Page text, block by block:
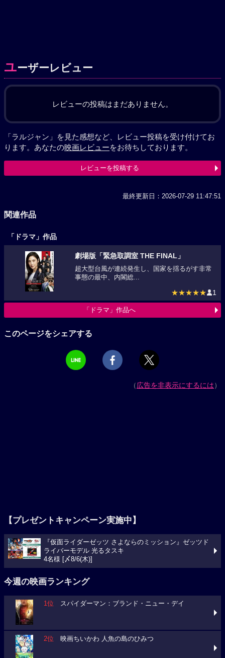
ユーザーレビュー
レビューの投稿はまだありません。
「ラルジャン」を見た感想など、レビュー投稿を受け付けてお
ります。あなたの映画レビューをお待ちしております。
レビューを投稿する
最終更新日：2026-07-29 11:47:51
関連作品
「ドラマ」作品
劇場版「緊急取調室 THE FINAL」
超大型台風が連続発生し、国家を揺るがす非常
事態の最中、内閣総...
★★★★★ 1
「ドラマ」作品へ
このページをシェアする
（広告を非表示にするには）
【プレゼントキャンペーン実施中】
『仮面ライダーゼッツ さよならのミッション』ゼッツド
ライバーモデル 光るタスキ
4名様 [〆8/6(木)]
今週の映画ランキング
1位 スパイダーマン：ブランド・ニュー・デイ
2位 映画ちいかわ 人魚の島のひみつ